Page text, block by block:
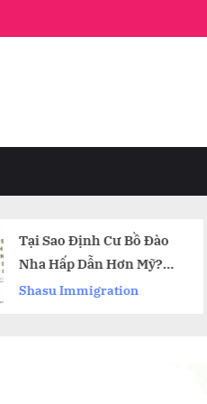
LÀM THẾ
GIÁ TRỊ BẢN
Work & Life